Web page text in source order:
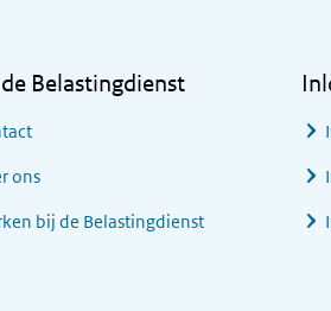
Belastingdienst
ons
bij de Belastingdienst